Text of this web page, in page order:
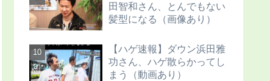
田智和さん、とんでもない
髪型になる（画像あり）
【ハゲ速報】ダウン浜田雅
功さん、ハゲ散らかってし
まう（動画あり）